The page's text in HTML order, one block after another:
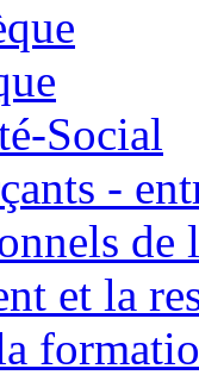
Social
-
de
et la